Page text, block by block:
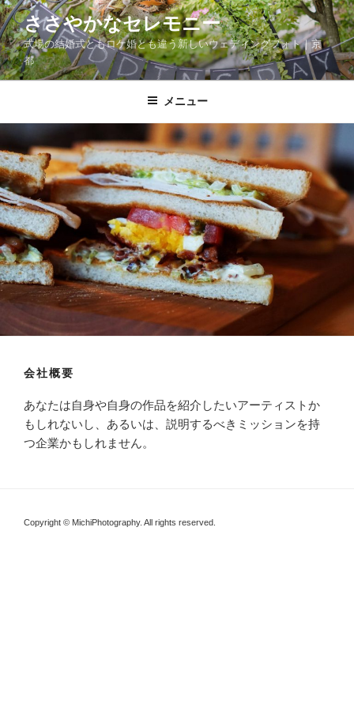
コ
ン
テ
ン
ツ
ス
ッ
プ
ささやかなセレモニー
式場の結婚式ともロケ婚とも違う新しいウェディングフォト｜京
都
メニュー
会社概要
あなたは自身や自身の作品を紹介したいアーティストか
もしれないし、あるいは、説明するべきミッションを持
つ企業かもしれません。
Copyright © MichiPhotography. All rights reserved.